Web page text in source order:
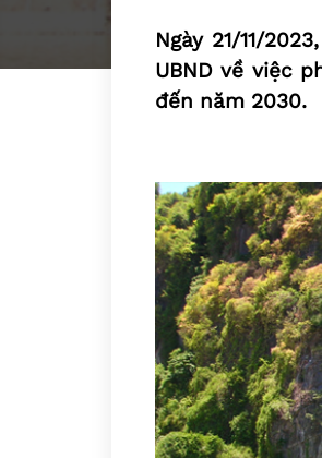
Ngày 21/11/
UBND về việc
đến năm 2030.